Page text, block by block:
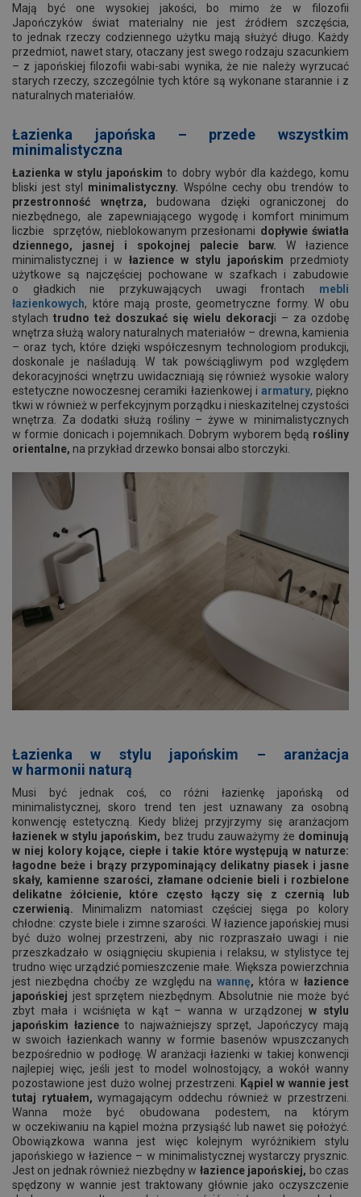
Mają być one wysokiej jakości, bo mimo że w filozofii
Japończyków świat materialny nie jest źródłem szczęścia,
to jednak rzeczy codziennego użytku mają służyć długo. Każdy
przedmiot, nawet stary, otaczany jest swego rodzaju szacunkiem
– z japońskiej filozofii wabi-sabi wynika, że nie należy wyrzucać
starych rzeczy, szczególnie tych które są wykonane starannie i z
naturalnych materiałów.
Łazienka japońska – przede wszystkim
minimalistyczna
Łazienka w stylu japońskim to dobry wybór dla każdego, komu
bliski jest styl minimalistyczny. Wspólne cechy obu trendów to
przestronność wnętrza,
budowana dzięki ograniczonej do
niezbędnego, ale zapewniającego wygodę i komfort minimum
liczbie sprzętów, nieblokowanym przesłonami dopływie światła
dziennego, jasnej i spokojnej palecie barw. W łazience
minimalistycznej i w łazience w stylu japońskim przedmioty
użytkowe są najczęściej pochowane w szafkach i zabudowie
o gładkich nie przykuwających uwagi frontach mebli
łazienkowych, które mają proste, geometryczne formy. W obu
stylach trudno też doszukać się wielu dekoracji – za ozdobę
wnętrza służą walory naturalnych materiałów – drewna, kamienia
– oraz tych, które dzięki współczesnym technologiom produkcji,
doskonale je naśladują. W tak powściągliwym pod względem
dekoracyjności wnętrzu uwidaczniają się również wysokie walory
estetyczne nowoczesnej ceramiki łazienkowej i armatury, piękno
tkwi w również w perfekcyjnym porządku i nieskazitelnej czystości
wnętrza. Za dodatki służą rośliny – żywe w minimalistycznych
w formie donicach i pojemnikach. Dobrym wyborem będą rośliny
orientalne, na przykład drzewko bonsai albo storczyki.
Łazienka w stylu japońskim – aranżacja
w harmonii naturą
Musi być jednak coś, co różni łazienkę japońską od
minimalistycznej, skoro trend ten jest uznawany za osobną
konwencję estetyczną. Kiedy bliżej przyjrzymy się aranżacjom
łazienek w stylu japońskim, bez trudu zauważymy że dominują
w niej kolory kojące, ciepłe i takie które występują w naturze:
łagodne beże i brązy przypominający delikatny piasek i jasne
skały, kamienne szarości, złamane odcienie bieli i rozbielone
delikatne żółcienie, które często łączy się z czernią lub
czerwienią. Minimalizm natomiast częściej sięga po kolory
chłodne: czyste biele i zimne szarości. W łazience japońskiej musi
być dużo wolnej przestrzeni, aby nic rozpraszało uwagi i nie
przeszkadzało w osiągnięciu skupienia i relaksu, w stylistyce tej
trudno więc urządzić pomieszczenie małe. Większa powierzchnia
jest niezbędna choćby ze względu nawannę, która włazience
japońskiej jest sprzętem niezbędnym. Absolutnie nie może być
zbyt mała i wciśnięta w kąt – wanna w urządzonejw stylu
japońskim łazienceto najważniejszy sprzęt, Japończycy mają
w swoich łazienkach wanny w formie basenów wpuszczanych
bezpośrednio w podłogę. W aranżacji łazienki w takiej konwencji
najlepiej więc, jeśli jest to model wolnostojący, a wokół wanny
pozostawione jest dużo wolnej przestrzeni. Kąpiel w wannie jest
tutaj rytuałem, wymagającym oddechu również w przestrzeni.
Wanna może być obudowana podestem, na którym
w oczekiwaniu na kąpiel można przysiąść lub nawet się położyć.
Obowiązkowa wanna jest więc kolejnym wyróżnikiem stylu
japońskiego w łazience – w minimalistycznej wystarczy prysznic.
Jest on jednak również niezbędny w łazience japońskiej, bo czas
spędzony w wannie jest traktowany głównie jako oczyszczenie